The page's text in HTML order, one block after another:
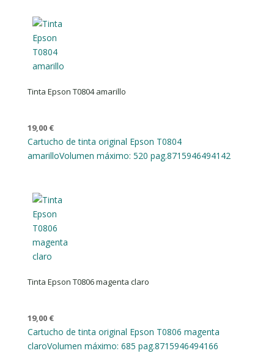
Tinta Epson T0804 amarillo
19,00 €
Cartucho de tinta original Epson T0804
amarilloVolumen máximo: 520 pag.8715946494142
Tinta Epson T0806 magenta claro
19,00 €
Cartucho de tinta original Epson T0806 magenta
claroVolumen máximo: 685 pag.8715946494166